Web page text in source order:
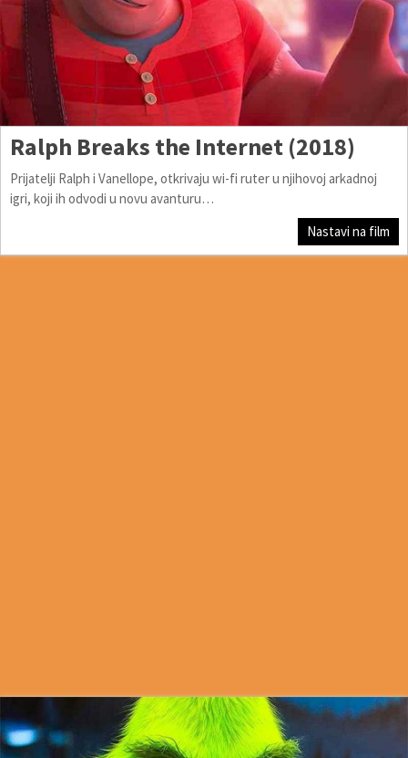
Ralph Breaks the Internet (2018)
Prijatelji Ralph i Vanellope, otkrivaju wi-fi ruter u njihovoj arkadnoj
igri, koji ih odvodi u novu avanturu…
Nastavi na film